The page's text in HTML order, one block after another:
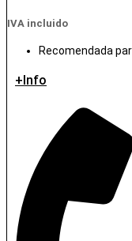
IVA incluido
Recomendada
+Info